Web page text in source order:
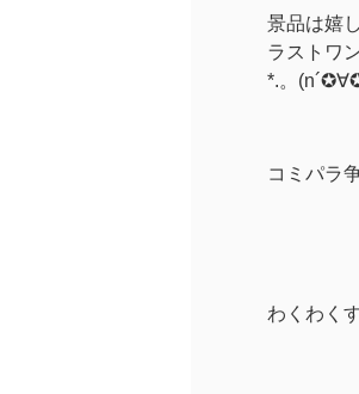
景品は嬉
ラストワ
*.。
コミパラ
わくわく